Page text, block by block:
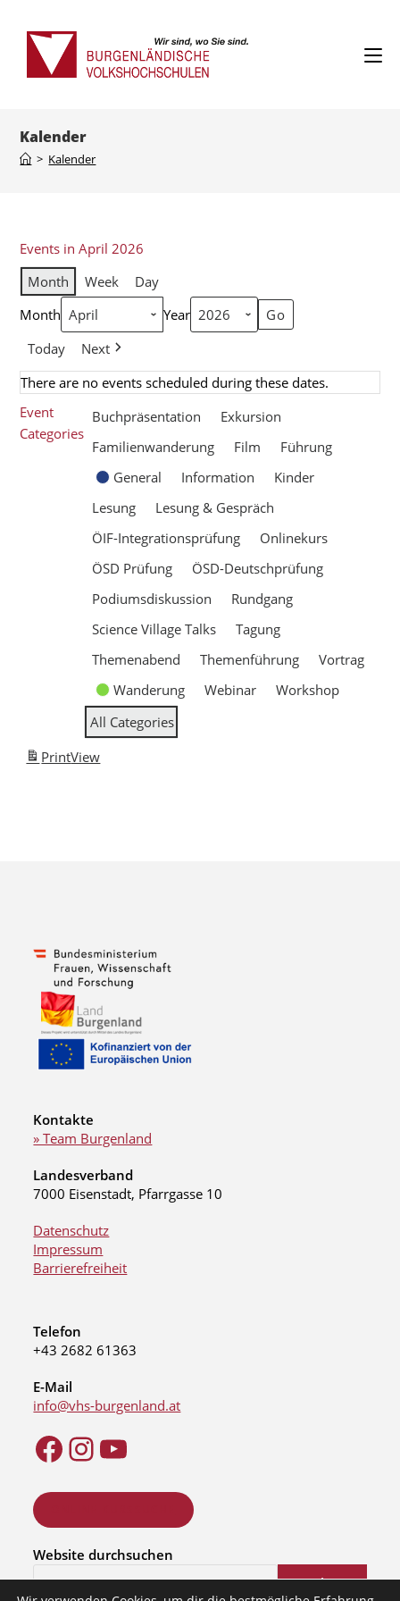
Kalender
> Kalender
Events in April 2026
Month
Week
Day
Month
Year
Today
Next
There are no events scheduled during these dates.
Event
Categories
Buchpräsentation
Exkursion
Familienwanderung
Film
Führung
General
Information
Kinder
Lesung
Lesung & Gespräch
ÖIF-Integrationsprüfung
Onlinekurs
ÖSD Prüfung
ÖSD-Deutschprüfung
Podiumsdiskussion
Rundgang
Science Village Talks
Tagung
Themenabend
Themenführung
Vortrag
Wanderung
Webinar
Workshop
All Categories
PrintView
Kontakte
» Team Burgenland
Landesverband
7000 Eisenstadt, Pfarrgasse 10
Datenschutz
Impressum
Barrierefreiheit
Telefon
+43 2682 61363
E-Mail
info@vhs-burgenland.at
Website durchsuchen
Suchen